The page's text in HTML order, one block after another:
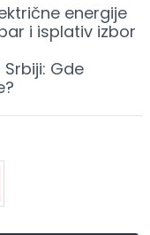
energije
i isplativ izbor
Gde